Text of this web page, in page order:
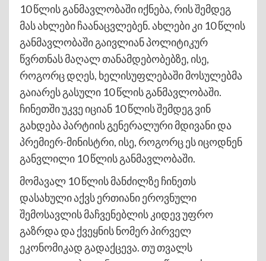
10 წლის განმავლობაში იქნება, რის შემდეგ
მას ახლები ჩაანაცვლებენ. ახლები კი 10 წლის
განმავლობაში გაივლიან პოლიტიკურ
წვრთნას მაღალ თანამდებობებზე, ისე,
როგორც დღეს, ხელისუფლებაში მოსულებმა
გაიარეს გასული 10 წლის განმავლობაში.
ჩინეთში უკვე იციან 10 წლის შემდეგ ვინ
გახდება პარტიის გენერალური მდივანი და
პრემიერ-მინისტრი, ისე, როგორც ეს იცოდნენ
განვლილი 10 წლის განმავლობაში.
მომავალ 10 წლის მანძილზე ჩინეთს
დასახული აქვს ერთიანი ეროვნული
შემოსავლის მაჩვენებლის კიდევ უფრო
გაზრდა და ქვეყნის ნომერ პირველ
ეკონომიკად გადაქცევა. თუ თვალს